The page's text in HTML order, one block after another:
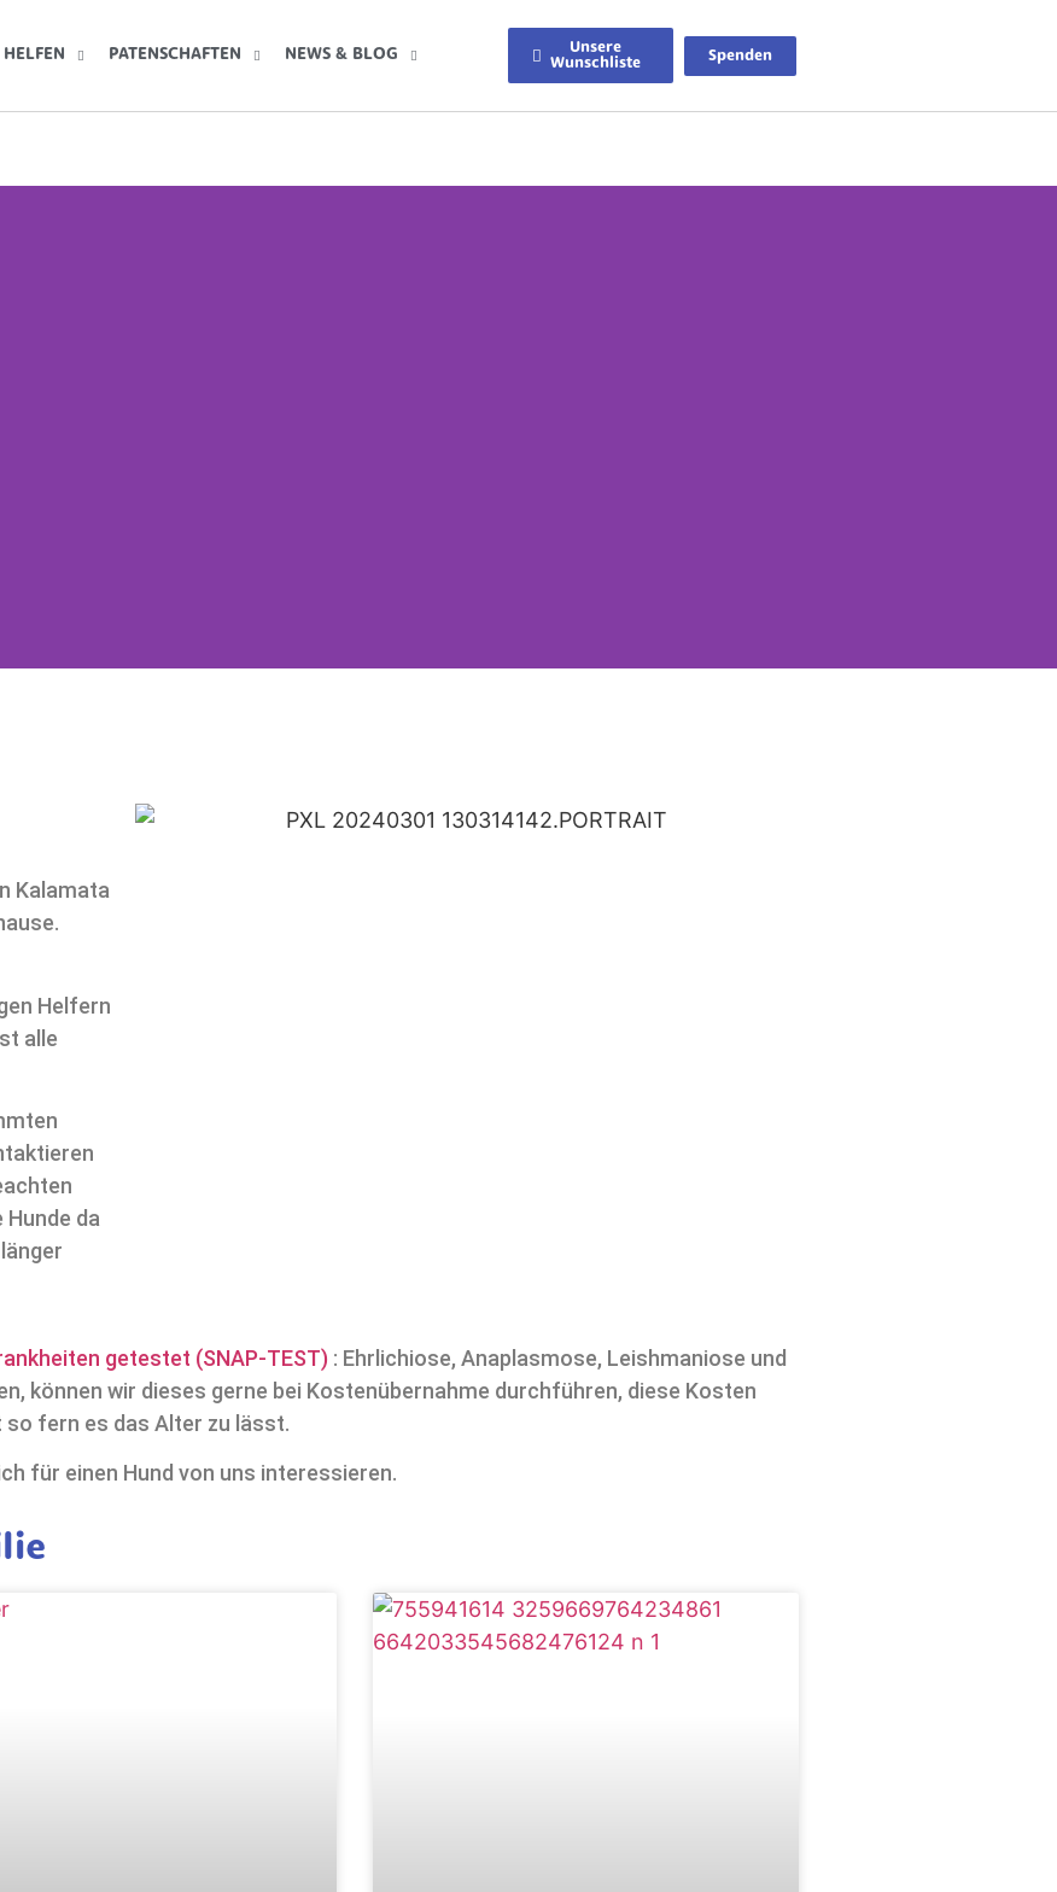
HELFEN PATENSCHAFTEN NEWS & BLOG
Unsere
Wunschliste
Spenden
Kalamata
Helfern
alle
da
getestet (SNAP-TEST) : Ehrlichiose, Anaplasmose, Leishmaniose und
können wir dieses gerne bei Kostenübernahme durchführen, diese Kosten
so fern es das Alter zu lässt.
für einen Hund von uns interessieren.